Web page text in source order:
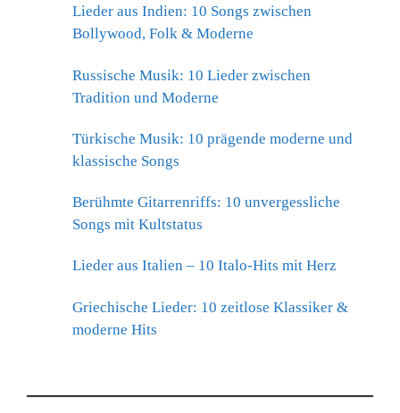
Lieder aus Indien: 10 Songs zwischen
Bollywood, Folk & Moderne
Russische Musik: 10 Lieder zwischen
Tradition und Moderne
Türkische Musik: 10 prägende moderne und
klassische Songs
Berühmte Gitarrenriffs: 10 unvergessliche
Songs mit Kultstatus
Lieder aus Italien – 10 Italo-Hits mit Herz
Griechische Lieder: 10 zeitlose Klassiker &
moderne Hits